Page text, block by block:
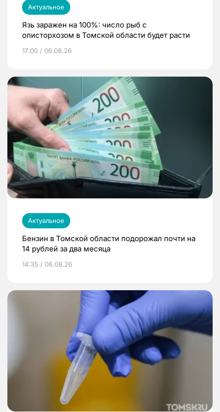
Актуальное
Язь заражен на 100%: число рыб с
описторхозом в Томской области будет расти
17:00 / 06.08.26
Актуальное
Бензин в Томской области подорожал почти на
14 рублей за два месяца
14:35 / 06.08.26